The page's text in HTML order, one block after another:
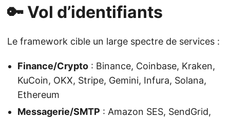
🔑 Vol d’identifiants
Le framework cible un large spectre de services :
Finance/Crypto : Binance, Coinbase, Kraken,
KuCoin, OKX, Stripe, Gemini, Infura, Solana,
Ethereum
Messagerie/SMTP : Amazon SES, SendGrid,